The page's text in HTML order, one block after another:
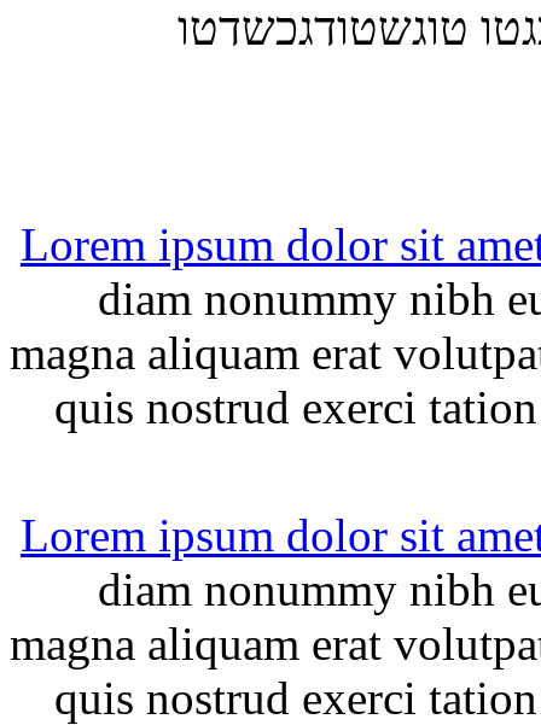
טוגשטודגכשדטו
Lorem ipsum dolor sit
diam nonummy nibh
magna aliquam erat
quis nostrud exerci
Lorem ipsum dolor sit
diam nonummy nibh
magna aliquam erat
quis nostrud exerci